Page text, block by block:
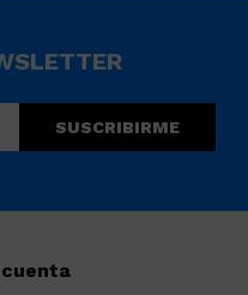
SUSCRIBIRME